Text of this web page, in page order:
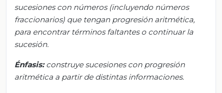
sucesiones con números (incluyendo números
fraccionarios) que tengan progresión aritmética,
para encontrar términos faltantes o continuar la
sucesión.
Énfasis: construye sucesiones con progresión
aritmética a partir de distintas informaciones.